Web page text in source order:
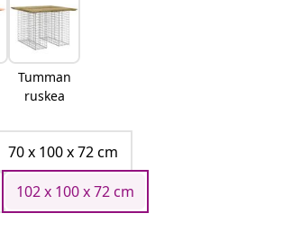
Tumman
ruskea
70 x 100 x 72 cm
102 x 100 x 72 cm